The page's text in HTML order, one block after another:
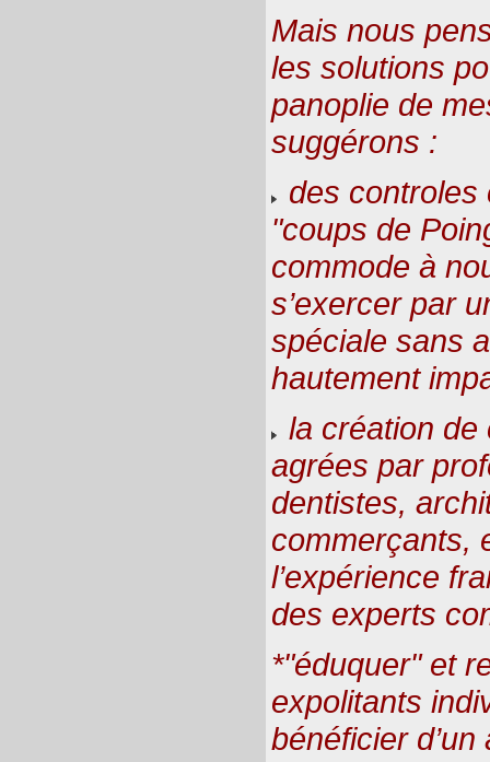
Mais nous
les solutions
panoplie de
suggérons :
des controles
"coups de
commode à
s’exercer par
spéciale sans
hautement
la création de
agrées par
dentistes,
commerçants,
l’expérience
des experts
*"éduquer" et
expolitants
bénéficier